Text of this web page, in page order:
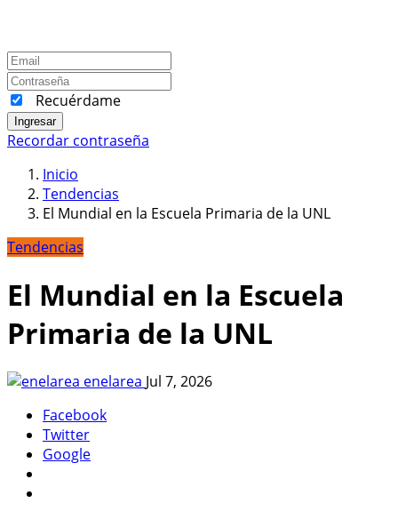
Recuérdame
Ingresar
Recordar contraseña
Inicio
Tendencias
El Mundial en la Escuela Primaria de la UNL
Tendencias
El Mundial en la Escuela
Primaria de la UNL
enelarea Jul 7, 2026
Facebook
Twitter
Google